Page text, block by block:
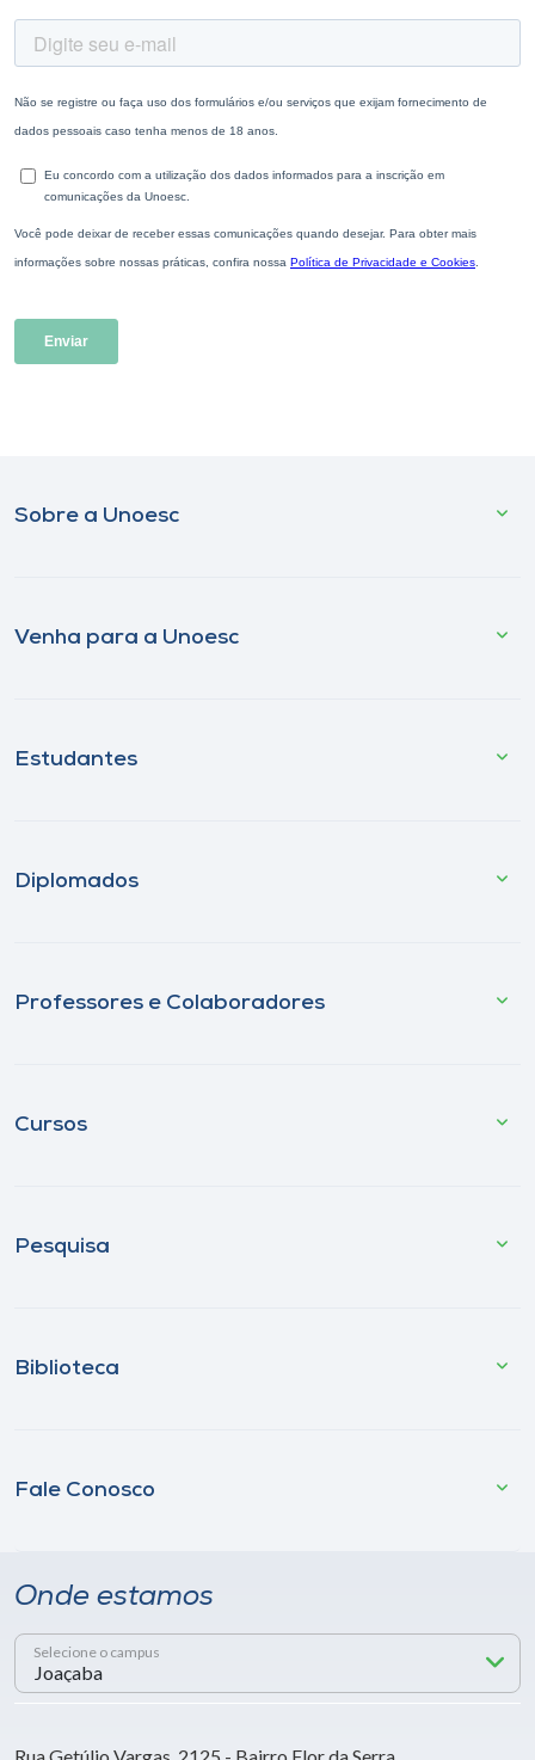
Sobre a Unoesc
Venha para a Unoesc
Estudantes
Diplomados
Professores e Colaboradores
Cursos
Pesquisa
Biblioteca
Fale Conosco
Onde estamos
Selecione o campus